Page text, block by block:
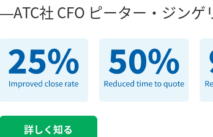
ATC社 CFO ピーター・ジンゲ
詳しく知る